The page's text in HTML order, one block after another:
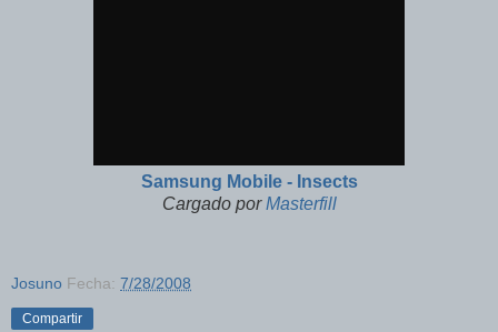
Samsung Mobile - Insects
Cargado porMasterfill
Josuno Fecha: 7/28/2008
Compartir